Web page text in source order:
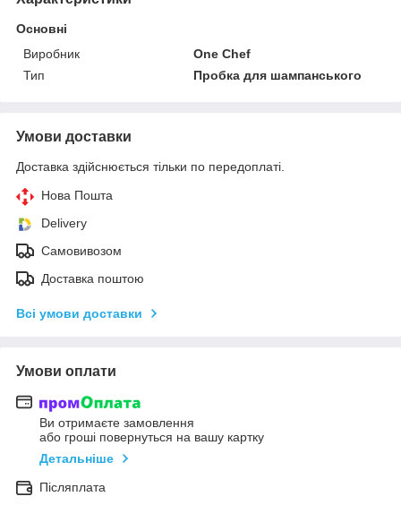
Основні
Виробник
One Chef
Тип
Пробка для шампанського
Умови доставки
Доставка здійснюється тільки по передоплаті.
Нова Пошта
Delivery
Самовивозом
Доставка поштою
Всі умови доставки
Умови оплати
Ви отримаєте замовлення
або гроші повернуться на вашу картку
Детальніше
Післяплата